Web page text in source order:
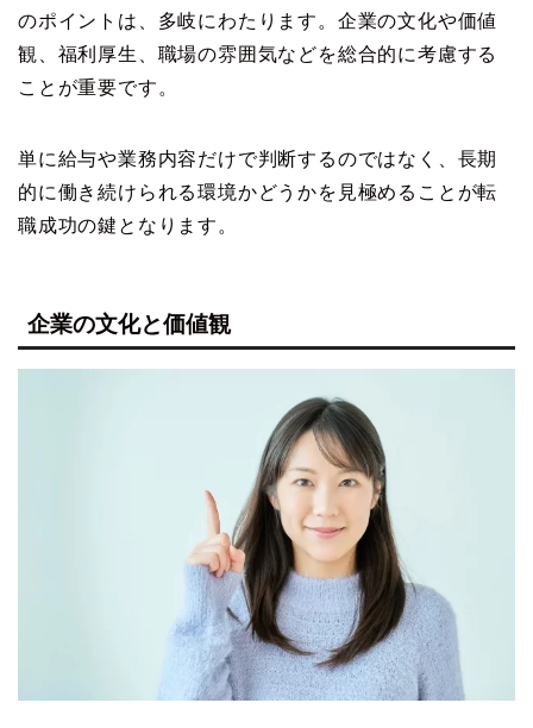
のポイントは、多岐にわたります。企業の文化や価値
観、福利厚生、職場の雰囲気などを総合的に考慮する
ことが重要です。
単に給与や業務内容だけで判断するのではなく、長期
的に働き続けられる環境かどうかを見極めることが転
職成功の鍵となります。
企業の文化と価値観